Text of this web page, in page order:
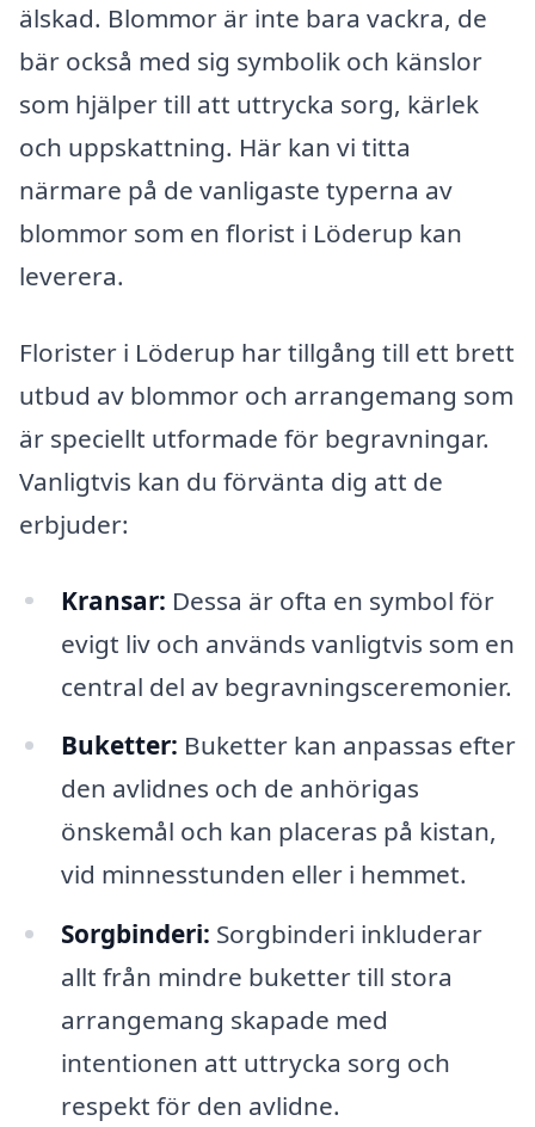
älskad. Blommor är inte bara vackra, de
bär också med sig symbolik och känslor
som hjälper till att uttrycka sorg, kärlek
och uppskattning. Här kan vi titta
närmare på de vanligaste typerna av
blommor som en florist i Löderup kan
leverera.
Florister i Löderup har tillgång till ett brett
utbud av blommor och arrangemang som
är speciellt utformade för begravningar.
Vanligtvis kan du förvänta dig att de
erbjuder:
Kransar: Dessa är ofta en symbol för
evigt liv och används vanligtvis som en
central del av begravningsceremonier.
Buketter: Buketter kan anpassas efter
den avlidnes och de anhörigas
önskemål och kan placeras på kistan,
vid minnesstunden eller i hemmet.
Sorgbinderi: Sorgbinderi inkluderar
allt från mindre buketter till stora
arrangemang skapade med
intentionen att uttrycka sorg och
respekt för den avlidne.